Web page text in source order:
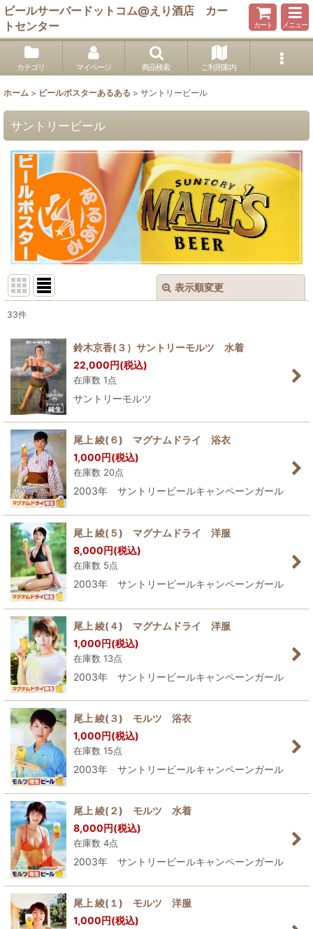
ビールサーバードットコム@えり酒店 カー
トセンター
カート メニュー
カテゴリ マイページ 商品検索 ご利用案内
ホーム > ビールポスターあるある > サントリービール
サントリービール
表示順変更
並び順:
絞り込む
33件
鈴木京香(３）サントリーモルツ 水着
22,000円(税込)
在庫数 1点
サントリーモルツ
尾上 綾(６) マグナムドライ 浴衣
1,000円(税込)
在庫数 20点
2003年 サントリービールキャンペーンガール
尾上 綾(５) マグナムドライ 洋服
8,000円(税込)
在庫数 5点
2003年 サントリービールキャンペーンガール
尾上 綾(４) マグナムドライ 洋服
1,000円(税込)
在庫数 13点
2003年 サントリービールキャンペーンガール
尾上 綾(３) モルツ 浴衣
1,000円(税込)
在庫数 15点
2003年 サントリービールキャンペーンガール
尾上 綾(２) モルツ 水着
8,000円(税込)
在庫数 4点
2003年 サントリービールキャンペーンガール
尾上 綾(１) モルツ 洋服
1,000円(税込)